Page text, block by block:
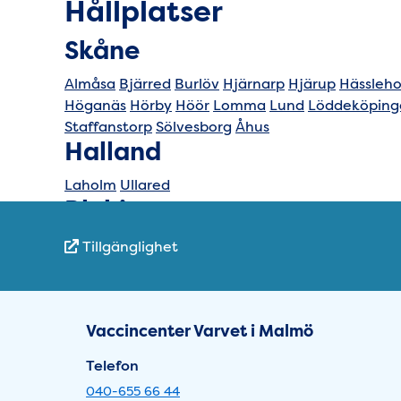
Hållplatser
Hållplatser
Skåne
Almåsa Bjärred Burlöv Hjärnarp Hjärup
Höganäs Hörby Höör Lomma Lund
StaffanstorpSölvesborg Åhus
Halland
Laholm Ullared
Blekinge
Karlshamn
Snabblänkar
Tillgänglighet
SidfotÖppettider Varvet i
Vaccincenter Varvet i Malmö
Telefon
040-655 66 44